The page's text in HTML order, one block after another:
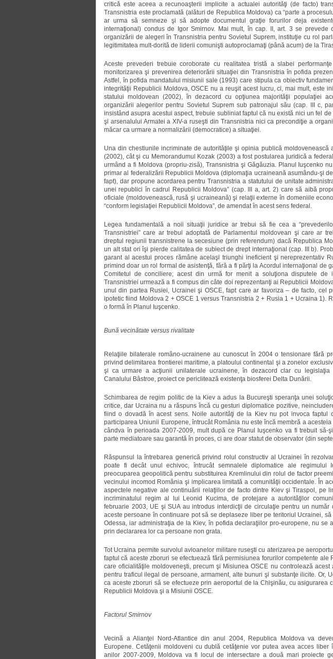
critică este aceea a recunoaşterii implicite a actualei autorităţi (de facto)
Transnistria este proclamată (alături de Republica Moldova) ca “parte a
ar urma să semneze şi să adopte documentul graţie forurilor deja
internaţional) condus de Igor Smirnov. Mai mult, în cap. II, art. 3 se prevede
organizării de alegeri în Transnistria pentru Sovietul Suprem, instituţie cu rol
legitimitatea mult-dorită de liderii comunişti autoproclamaţi (până acum) de la
Aceste prevederi trebuie coroborate cu realitatea tristă a slabei
monitorizarea şi prevenirea deteriorării situaţiei din Transnistria în pofida
Astfel, în pofida mandatului misiunii sale (1993) care stipula ca obiectiv
integrităţii Republicii Moldova, OSCE nu a reuşit acest lucru, ci, mai mult, este
statului moldovean (2002), în dezacord cu opţiunea majorităţii populaţiei
organizării alegerilor pentru Sovietul Suprem sub patronajul său (cap. III c,
insistând asupra acestui aspect, trebuie subliniat faptul că nu există nici un fel
şi arsenalului Armatei a XIV-a ruseşti din Transnistria nici ca precondiţie a
măcar ca urmare a normalizării (democratice) a situaţiei.
Una din chestiunile incriminate de autorităţile şi opinia publică moldovenească
(2002), cât şi cu Memorandumul Kozak (2003) a fost postularea juridică a
urmând a fi Moldova (propriu-zisă), Transnistria şi Găgăuzia. Planul Iuşcenko
primar al federalizării Republicii Moldova (diplomaţia ucraineană asumându-şi
fapt), dar propune acordarea pentru Transnistria a statutului de unitate
unei republici în cadrul Republicii Moldova” (cap. III a, art. 2) care să aibă
oficiale (moldovenească, rusă şi ucraineană) şi relaţii externe în domeniile
“conform legislaţiei Republicii Moldova”, de amendat în acest sens federal.
Legea fundamentală a noii situaţii juridice ar trebui să fie cea a
Transnistriei” care ar trebui adoptată de Parlamentul moldovean şi care ar
dreptul regiunii transnistrene la secesiune (prin referendum) dacă Republica
un alt stat ori îşi pierde calitatea de subiect de drept internaţional (cap. III b).
garant al acestui proces rămâne acelaşi triunghi ineficient şi nereprezentativ
primind doar un rol formal de asistenţă, fără a fi părţi la Acordul internaţional de
Comitetul de conciliere; acest din urmă for menit a soluţiona disputele de
Transnistriei urmează a fi compus din câte doi reprezentanţi ai Republicii
unul din partea Rusiei, Ucrainei şi OSCE, fapt care ar favoriza – de facto, cel
ipotetic fiind Moldova 2 + OSCE 1 versus Transnistria 2 + Rusia 1 + Ucraina 1).
o formă în Planul Iuşcenko.
Bună vecinătate versus rivalitate
Relaţiile bilaterale româno-ucrainene au cunoscut în 2004 o tensionare fără
privind delimitarea frontierei maritime, a platoului continental şi a zonelor
şi ca urmare a acţiunii unilaterale ucrainene, în dezacord clar cu legislaţia
Canalului Bâstroe, proiect ce periclitează existenţa biosferei Delta Dunării.
Schimbarea de regim politic de la Kiev a adus la Bucureşti speranţa unei
critice, dar Ucraina nu a răspuns încă cu gesturi diplomatice pozitive,
fiind o dovadă în acest sens. Noile autorităţi de la Kiev nu pot invoca faptul
participarea Uniunii Europene, întrucât România nu este încă membră a
cândva în perioada 2007-2009, mult după ce Planul Iuşcenko va fi trebuit să-
parte mediatoare sau garantă în proces, ci are doar statut de observator (din
Răspunsul la întrebarea generică privind rolul constructiv al Ucrainei în
poate fi decât unul echivoc, întrucât semnalele diplomatice ale regimului
preocuparea geopolitică pentru substituirea Kremlinului din rolul de factor
vecinului incomod România şi implicarea limitată a comunităţii occidentale. În
aspectele negative ale continuării relaţiilor de facto dintre Kiev şi Tiraspol, pe
incriminatului regim al lui Leonid Kucima, de protejare a autorităţilor
februarie 2003, UE şi SUA au introdus interdicţii de circulaţie pentru un număr
aceste persoane în continuare pot să se deplaseze liber pe teritoriul Ucrainei,
Odessa, iar administraţia de la Kiev, în pofida declaraţiilor pro-europene, nu se
prin declararea lor ca persoane non grata.
Tot Ucraina permite survolul avioanelor militare ruseşti cu aterizarea pe
faptul că aceste zboruri se efectuează fără permisiunea forurilor competente ale
care oficialităţile moldoveneşti, precum şi Misiunea OSCE nu controlează acest
pentru traficul ilegal de persoane, armament, alte bunuri şi substanţe ilicite. Or,
ca aceste zboruri să se efectueze prin aeroportul de la Chişinău, cu asigurarea
Republicii Moldova şi a Misiunii OSCE.
Factorul Smirnov
Vecină a Alianţei Nord-Atlantice din anul 2004, Republica Moldova va
Europene. Cetăţenii moldoveni cu dublă cetăţenie vor putea avea acces liber
anilor 2007-2009, Moldova va fi locul de intersectare a două mari proiecte